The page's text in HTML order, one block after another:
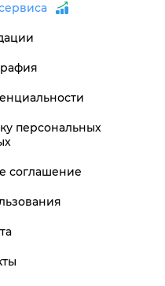
персональных
соглашение